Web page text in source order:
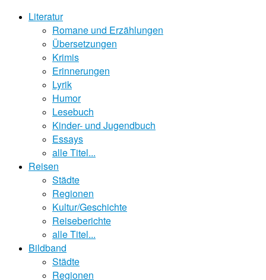
Literatur
Romane und Erzählungen
Übersetzungen
Krimis
Erinnerungen
Lyrik
Humor
Lesebuch
Kinder- und Jugendbuch
Essays
alle Titel...
Reisen
Städte
Regionen
Kultur/Geschichte
Reiseberichte
alle Titel...
Bildband
Städte
Regionen